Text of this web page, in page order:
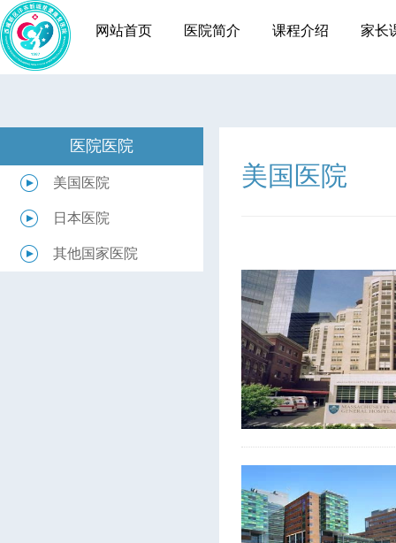
网站首页 医院简介 课程介绍 家长
医院医院
美国医院
日本医院
其他国家医院
美国医院